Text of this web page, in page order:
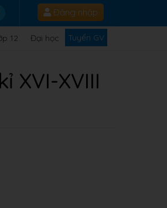
Đăng nhập
12 Đại học Tuyển GV
XVI-XVIII